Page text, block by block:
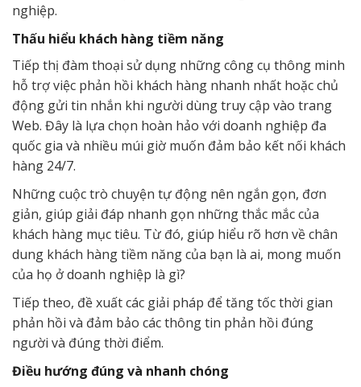
nghiệp.
Thấu hiểu khách hàng tiềm năng
Tiếp thị đàm thoại sử dụng những công cụ thông minh
hỗ trợ việc phản hồi khách hàng nhanh nhất hoặc chủ
động gửi tin nhắn khi người dùng truy cập vào trang
Web. Đây là lựa chọn hoàn hảo với doanh nghiệp đa
quốc gia và nhiều múi giờ muốn đảm bảo kết nối khách
hàng 24/7.
Những cuộc trò chuyện tự động nên ngắn gọn, đơn
giản, giúp giải đáp nhanh gọn những thắc mắc của
khách hàng mục tiêu. Từ đó, giúp hiểu rõ hơn về chân
dung khách hàng tiềm năng của bạn là ai, mong muốn
của họ ở doanh nghiệp là gì?
Tiếp theo, đề xuất các giải pháp để tăng tốc thời gian
phản hồi và đảm bảo các thông tin phản hồi đúng
người và đúng thời điểm.
Điều hướng đúng và nhanh chóng